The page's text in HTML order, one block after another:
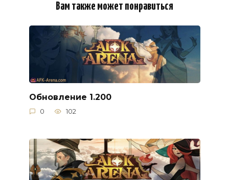
Вам также может понравиться
Обновление 1.200
0 102